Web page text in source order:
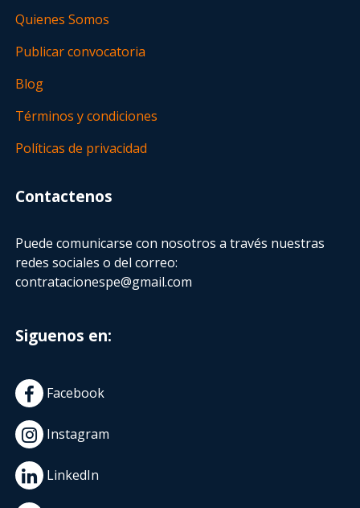
Quienes Somos
Publicar convocatoria
Blog
Términos y condiciones
Políticas de privacidad
Contactenos
Puede comunicarse con nosotros a través nuestras
redes sociales o del correo:
contratacionespe@gmail.com
Siguenos en:
Facebook
Instagram
LinkedIn